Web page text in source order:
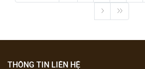
THÔNG TIN LIÊN HỆ